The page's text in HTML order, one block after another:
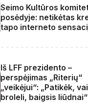
Seimo Kultūros
posėdyje: netikėtas
tapo interneto
Iš LFF prezidento –
perspėjimas „Riterių“
„veikėjui“: „Patikėk,
broleli, baigsis liūdnai“